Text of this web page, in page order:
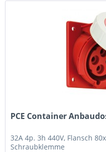
PCE Container
32A 4p. 3h 440V, Flansch
Schraubklemme